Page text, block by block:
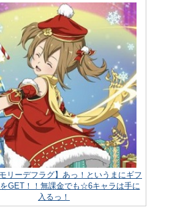
モリーデフラグ】あっ！というまにギフ
をGET！！無課金でも☆6キャラは手に
入るっ！